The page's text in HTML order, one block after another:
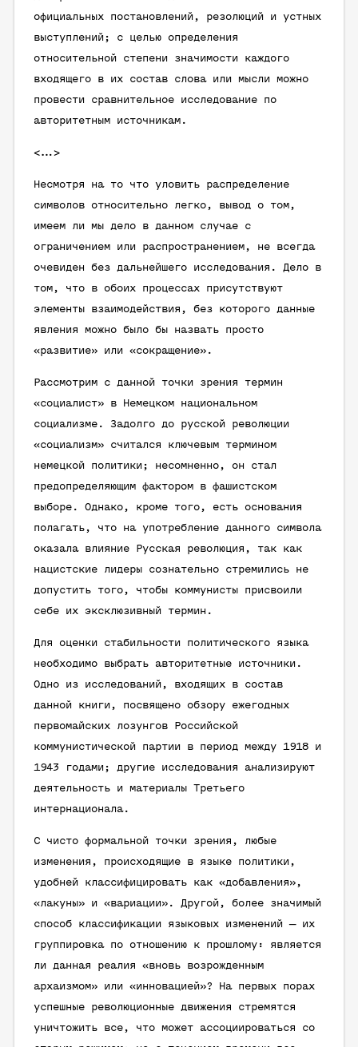
официальных постановлений, резолюций и устных
выступлений; с целью определения
относительной степени значимости каждого
входящего в их состав слова или мысли можно
провести сравнительное исследование по
авторитетным источникам.
<...>
Несмотря на то что уловить распределение
символов относительно легко, вывод о том,
имеем ли мы дело в данном случае с
ограничением или распространением, не всегда
очевиден без дальнейшего исследования. Дело в
том, что в обоих процессах присутствуют
элементы взаимодействия, без которого данные
явления можно было бы назвать просто
«развитие» или «сокращение».
Рассмотрим с данной точки зрения термин
«социалист» в Немецком национальном
социализме. Задолго до русской революции
«социализм» считался ключевым термином
немецкой политики; несомненно, он стал
предопределяющим фактором в фашистском
выборе. Однако, кроме того, есть основания
полагать, что на употребление данного символа
оказала влияние Русская революция, так как
нацистские лидеры сознательно стремились не
допустить того, чтобы коммунисты присвоили
себе их эксклюзивный термин.
Для оценки стабильности политического языка
необходимо выбрать авторитетные источники.
Одно из исследований, входящих в состав
данной книги, посвящено обзору ежегодных
первомайских лозунгов Российской
коммунистической партии в период между 1918 и
1943 годами; другие исследования анализируют
деятельность и материалы Третьего
интернационала.
С чисто формальной точки зрения, любые
изменения, происходящие в языке политики,
удобней классифицировать как «добавления»,
«лакуны» и «вариации». Другой, более значимый
способ классификации языковых изменений — их
группировка по отношению к прошлому: является
ли данная реалия «вновь возрожденным
архаизмом» или «инновацией»? На первых порах
успешные революционные движения стремятся
уничтожить все, что может ассоциироваться со